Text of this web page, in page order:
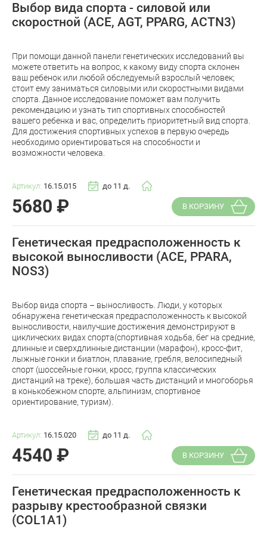
Выбор вида спорта - силовой или
скоростной (ACE, AGT, PPARG, ACTN3)
При помощи данной панели генетических исследований вы
можете ответить на вопрос, к какому виду спорта склонен
ваш ребенок или любой обследуемый взрослый человек;
стоит ему заниматься силовыми или скоростными видами
спорта. Данное исследование поможет вам получить
рекомендацию и узнать тип спортивных способностей
вашего ребенка и вас, определить приоритетный вид спорта.
Для достижения спортивных успехов в первую очередь
необходимо ориентироваться на способности и
возможности человека.
Артикул: 16.15.015 до 11 д.
5680 ₽ В КОРЗИНУ
Генетическая предрасположенность к
высокой выносливости (ACE, PPARA,
NOS3)
Выбор вида спорта – выносливость. Люди, у которых
обнаружена генетическая предрасположенность к высокой
выносливости, наилучшие достижения демонстрируют в
циклических видах спорта(спортивная ходьба, бег на средние,
длинные и сверхдлинные дистанции (марафон), кросс-фит,
лыжные гонки и биатлон, плавание, гребля, велосипедный
спорт (шоссейные гонки, кросс, группа классических
дистанций на треке), большая часть дистанций и многоборья
в конькобежном спорте, альпинизм, спортивное
ориентирование, туризм).
Артикул: 16.15.020 до 11 д.
4540 ₽ В КОРЗИНУ
Генетическая предрасположенность к
разрыву крестообразной связки
(COL1A1)